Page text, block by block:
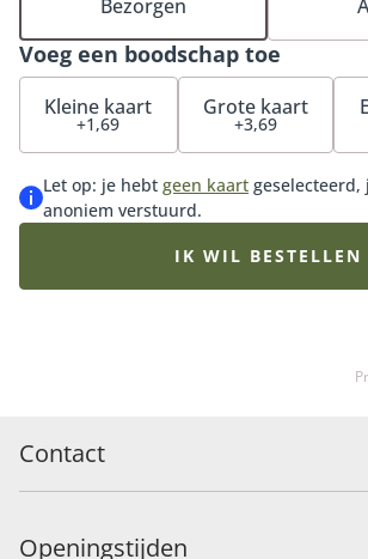
maak de verrassing compleet. Iemand
verwennen? Onze luxueuze bonbons
chocolade zijn het perfecte cadeau
Voeg een boodschap toe
Kleine kaart
+1,69
Grote kaart
+3,69
Let op: je hebt geen kaart
anoniem verstuurd.
Bezorgen
IK WIL BESTELLEN
Contact
Openingstijden